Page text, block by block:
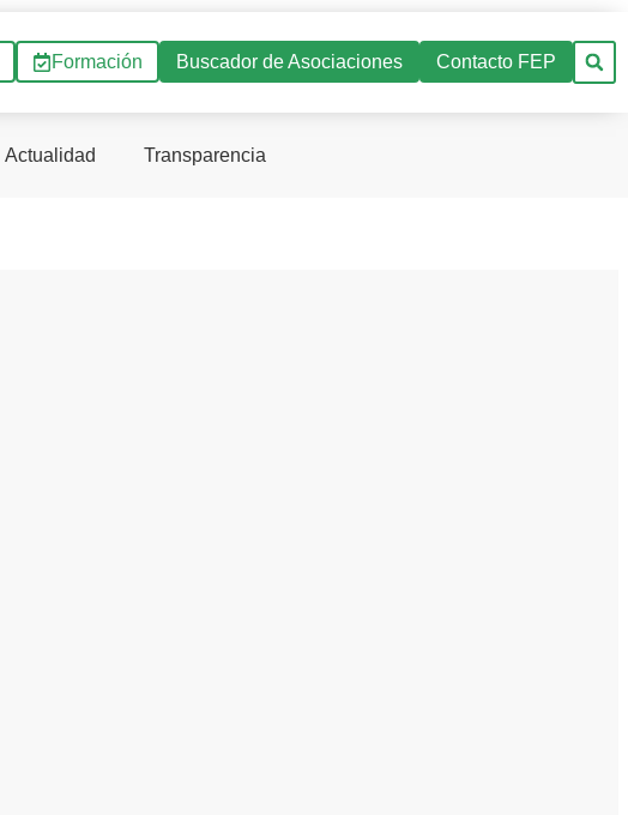
Formación Buscador de Asociaciones Contacto FEP
Actualidad Transparencia